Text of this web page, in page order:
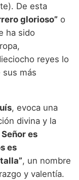
De esta
glorioso” o
ha sido
reyes lo
sus más
, evoca una
divina y la
Señor es
es
, un nombre
y valentía.